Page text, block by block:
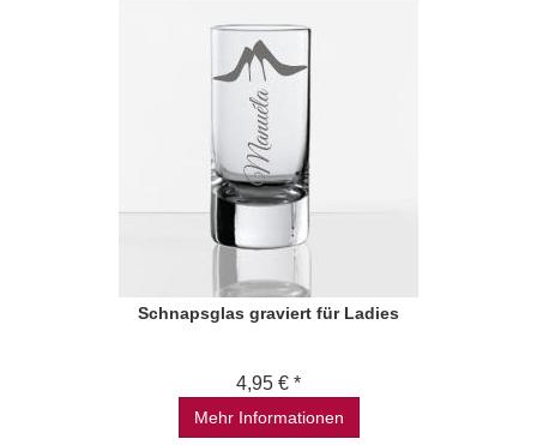
Schnapsglas graviert für Ladies
4,95 € *
Mehr Informationen